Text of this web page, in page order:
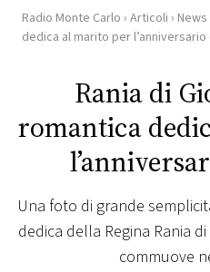
HOME
RADIO
WEB
RADIO
PLAYLIST
Radio Monte Carlo › Articoli › News
dedica al marito per
Rania di
romantica
Una foto di grande
dedica della Regina Rania
commuove